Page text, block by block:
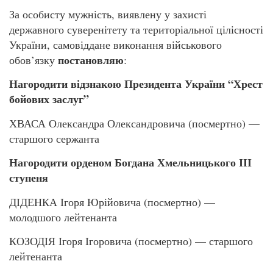
За особисту мужність, виявлену у захисті
державного суверенітету та територіальної цілісності
України, самовіддане виконання військового
обов’язку постановляю:
Нагородити відзнакою Президента України “Хрест
бойових заслуг”
ХВАСА Олександра Олександровича (посмертно) —
старшого сержанта
Нагородити орденом Богдана Хмельницького ІІІ
ступеня
ДІДЕНКА Ігоря Юрійовича (посмертно) —
молодшого лейтенанта
КОЗОДІЯ Ігоря Ігоровича (посмертно) — старшого
лейтенанта